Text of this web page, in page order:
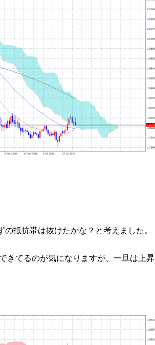
抵抗帯は抜けたかな？と考えました。
きてるのが気になりますが、一旦は上昇